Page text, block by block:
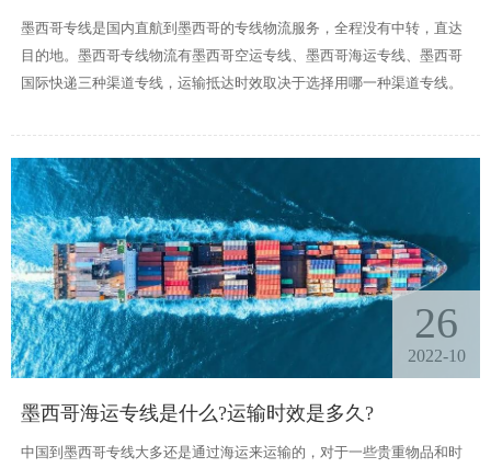
墨西哥专线是国内直航到墨西哥的专线物流服务，全程没有中转，直达
目的地。墨西哥专线物流有墨西哥空运专线、墨西哥海运专线、墨西哥
国际快递三种渠道专线，运输抵达时效取决于选择用哪一种渠道专线。
26
2022-10
墨西哥海运专线是什么?运输时效是多久?
中国到墨西哥专线大多还是通过海运来运输的，对于一些贵重物品和时